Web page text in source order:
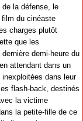
la défense, le
film du cinéaste
charges plutôt
que les
demi-heure du
attendant dans un
dans leur
flash-back, destinés
la victime
la petite-fille de ce